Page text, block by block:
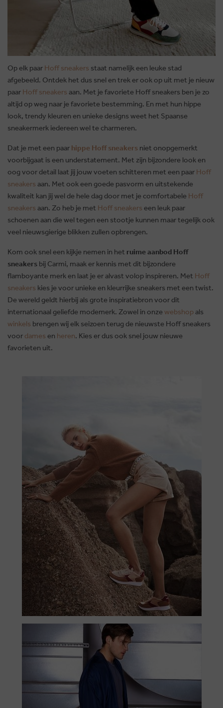
Op elk paar Hoff sneakers staat namelijk een leuke stad
afgebeeld. Ontdek het dus snel en trek er ook op uit met je nieuw
paar Hoff sneakers aan. Met je favoriete Hoff sneakers ben je zo
altijd op weg naar je favoriete bestemming. En met hun hippe
look, trendy kleuren en unieke designs weet het Spaanse
sneakermerk iedereen wel te charmeren.
Dat je met een paar hippe Hoff sneakers niet onopgemerkt
voorbijgaat is een understatement. Met zijn bijzondere look en
oog voor detail laat jij jouw voeten schitteren met een paar Hoff
sneakers aan. Met ook een goede pasvorm en uitstekende
kwaliteit kan jij wel de hele dag door met je comfortabele Hoff
sneakers aan. Zo heb je met Hoff sneakers een leuk paar
schoenen aan die wel tegen een stootje kunnen maar tegelijk ook
veel nieuwsgierige blikken zullen opbrengen.
Kom ook snel een kijkje nemen in het ruime aanbod Hoff
sneakers bij Carmi, maak er kennis met dit bijzondere
flamboyante merk en laat je er alvast volop inspireren. Met Hoff
sneakers kies je voor unieke en kleurrijke sneakers met een twist.
De wereld geldt hierbij als grote inspiratiebron voor dit
internationaal geliefde modemerk. Zowel in onze webshop als
winkels brengen wij elk seizoen terug de nieuwste Hoff sneakers
voor dames en heren. Kies er dus ook snel jouw nieuwe
favorieten uit.
BRUSSELSESTEENWEG 129
1980 ZEMST, BELGIEN
E. INFO@CARMI.BE
© 2026 CARMI -
KLARER E-COMMERCE INNERHEALB DER EU MIT ODR-
INFOMATIONSPLATTFORM.
WEBSITE BY